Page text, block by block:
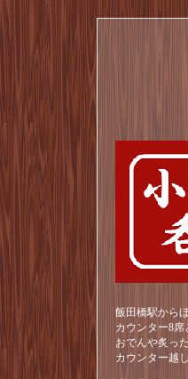
飯田橋駅から
カウンター8
おでんや炙っ
カウンター越